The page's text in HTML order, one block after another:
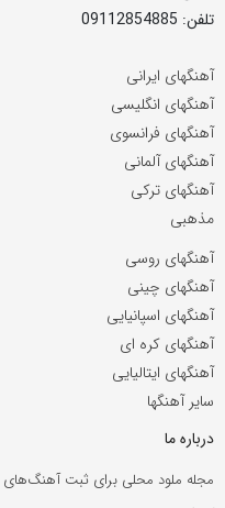
تلفن: 09112854885
آهنگهای ایرانی
آهنگهای انگلیسی
آهنگهای فرانسوی
آهنگهای آلمانی
آهنگهای ترکی
مذهبی
آهنگهای روسی
آهنگهای چینی
آهنگهای اسپانیایی
آهنگهای کره ای
آهنگهای ایتالیایی
سایر آهنگها
درباره ما
مجله ملود محلی برای ثبت